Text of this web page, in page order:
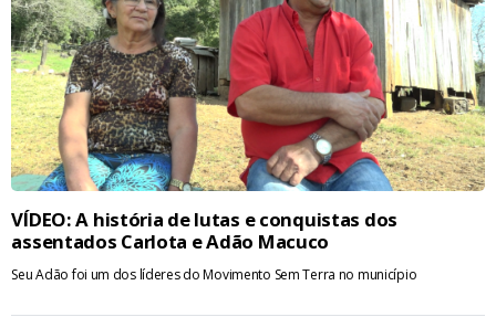
VÍDEO: A história de lutas e conquistas dos
assentados Carlota e Adão Macuco
Seu Adão foi um dos líderes do Movimento Sem Terra no município